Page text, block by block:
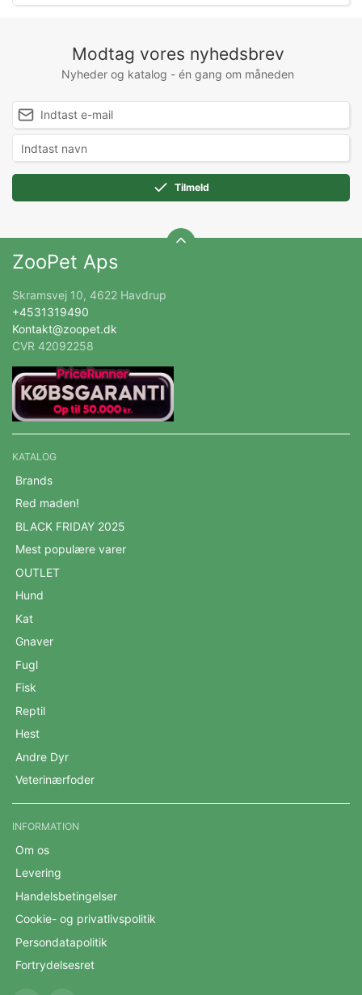
Modtag vores nyhedsbrev
Nyheder og katalog - én gang om måneden
Tilmeld
ZooPet Aps
Skramsvej 10, 4622 Havdrup
+4531319490
Kontakt@zoopet.dk
CVR 42092258
KATALOG
Brands
Red maden!
BLACK FRIDAY 2025
Mest populære varer
OUTLET
Hund
Kat
Gnaver
Fugl
Fisk
Reptil
Hest
Andre Dyr
Veterinærfoder
INFORMATION
Om os
Levering
Handelsbetingelser
Cookie- og privatlivspolitik
Persondatapolitik
Fortrydelsesret